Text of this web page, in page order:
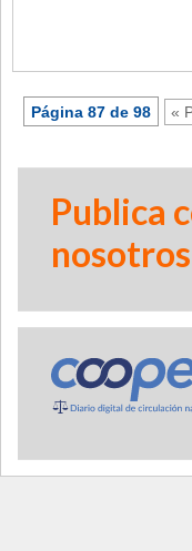
Página 87 de 98 «
Publica
nosotros